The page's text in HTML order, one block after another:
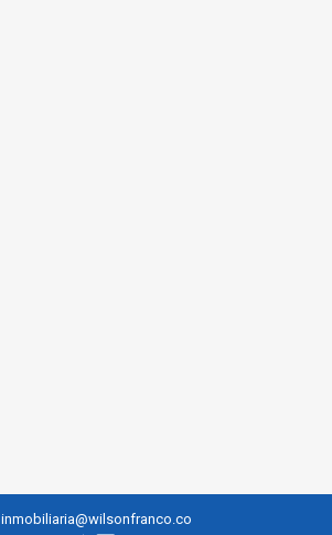
inmobiliaria@wilsonfranco.co